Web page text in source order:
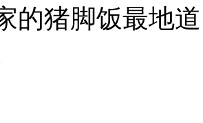
的猪脚饭最地